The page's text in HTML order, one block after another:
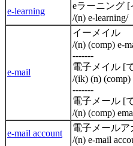
e-learning
eラーニング
/(n) e-learning/
e-mail
イーメイル
/(n) (comp) e-
-------
電子メイル [
/(ik) (n) (comp)
-------
電子メール [
/(n) (comp)
e-mail account
電子メール
/(n) e-mail